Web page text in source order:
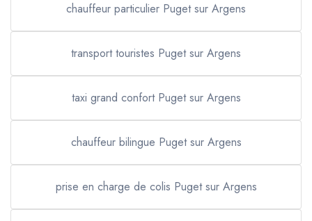
chauffeur particulier Puget sur Argens
transport touristes Puget sur Argens
taxi grand confort Puget sur Argens
chauffeur bilingue Puget sur Argens
prise en charge de colis Puget sur Argens